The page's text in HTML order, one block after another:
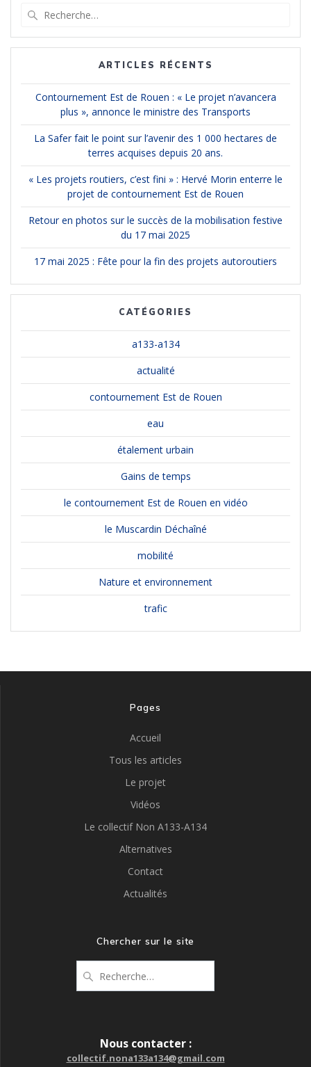
des
articles
:
ARTICLES RÉCENTS
Contournement Est de Rouen : « Le projet n’avancera
plus », annonce le ministre des Transports
La Safer fait le point sur l’avenir des 1 000 hectares de
terres acquises depuis 20 ans.
« Les projets routiers, c’est fini » : Hervé Morin enterre le
projet de contournement Est de Rouen
Retour en photos sur le succès de la mobilisation festive
du 17 mai 2025
17 mai 2025 : Fête pour la fin des projets autoroutiers
CATÉGORIES
a133-a134
actualité
contournement Est de Rouen
eau
étalement urbain
Gains de temps
le contournement Est de Rouen en vidéo
le Muscardin Déchaîné
mobilité
Nature et environnement
trafic
Pages
Accueil
Tous les articles
Le projet
Vidéos
Le collectif Non A133-A134
Alternatives
Contact
Actualités
Chercher sur le site
pour
Nous contacter :
collectif.nona133a134@gmail.com